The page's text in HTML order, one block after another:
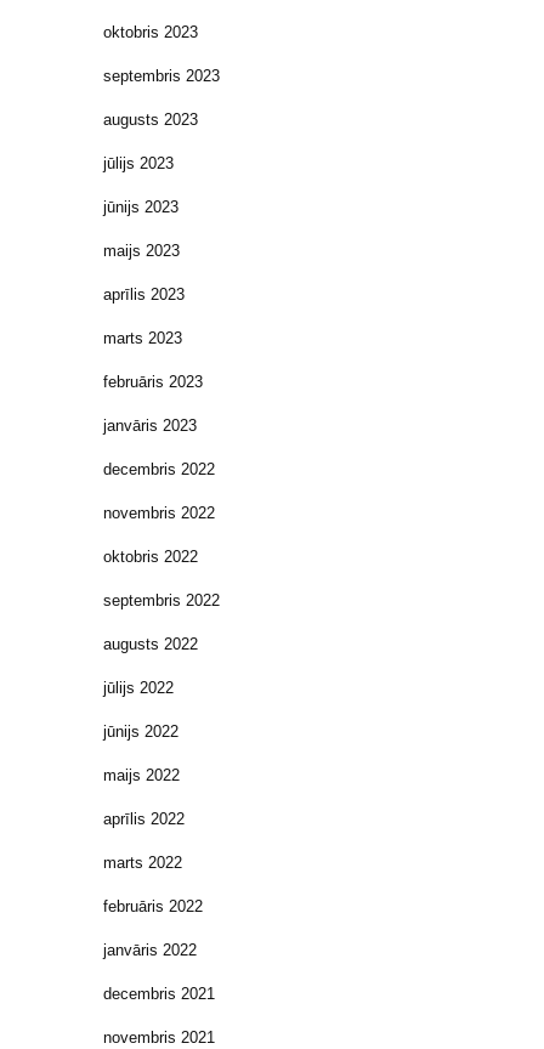
oktobris 2023
septembris 2023
augusts 2023
jūlijs 2023
jūnijs 2023
maijs 2023
aprīlis 2023
marts 2023
februāris 2023
janvāris 2023
decembris 2022
novembris 2022
oktobris 2022
septembris 2022
augusts 2022
jūlijs 2022
jūnijs 2022
maijs 2022
aprīlis 2022
marts 2022
februāris 2022
janvāris 2022
decembris 2021
novembris 2021